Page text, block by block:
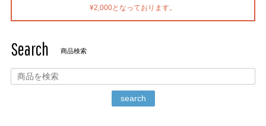
¥2,000となっております。
Search 商品検索
search